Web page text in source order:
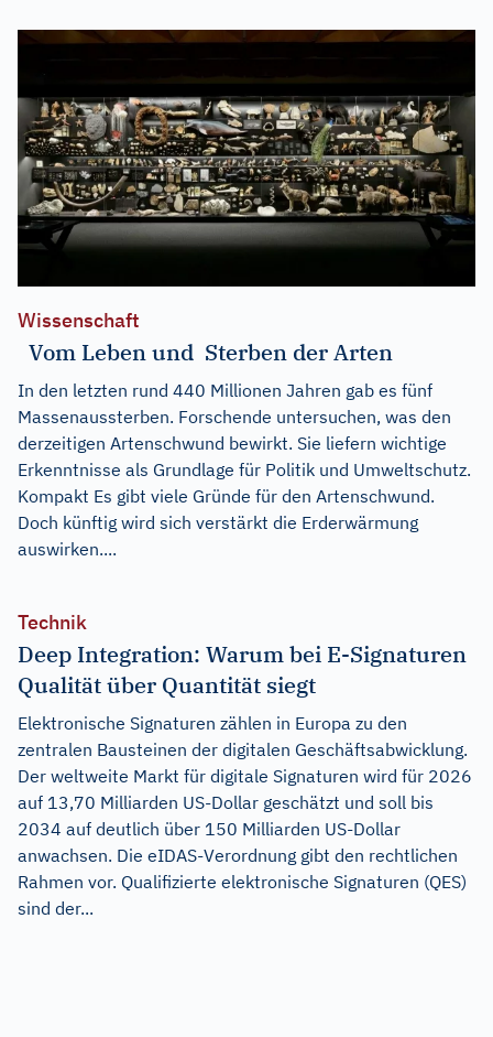
Wissenschaft
Vom Leben und Sterben der Arten
In den letzten rund 440 Millionen Jahren gab es fünf
Massenaussterben. Forschende untersuchen, was den
derzeitigen Artenschwund bewirkt. Sie liefern wichtige
Erkenntnisse als Grundlage für Politik und Umweltschutz.
Kompakt Es gibt viele Gründe für den Artenschwund.
Doch künftig wird sich verstärkt die Erderwärmung
auswirken....
Technik
Deep Integration: Warum bei E-Signaturen
Qualität über Quantität siegt
Elektronische Signaturen zählen in Europa zu den
zentralen Bausteinen der digitalen Geschäftsabwicklung.
Der weltweite Markt für digitale Signaturen wird für 2026
auf 13,70 Milliarden US-Dollar geschätzt und soll bis
2034 auf deutlich über 150 Milliarden US-Dollar
anwachsen. Die eIDAS-Verordnung gibt den rechtlichen
Rahmen vor. Qualifizierte elektronische Signaturen (QES)
sind der...